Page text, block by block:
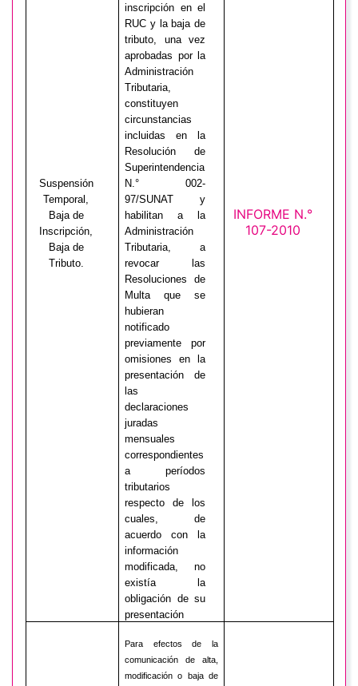
Suspensión
Temporal,
Baja de
Inscripción,
Baja de
Tributo.
inscripción en el
RUC y la baja de
tributo, una vez
aprobadas por la
Administración
Tributaria,
constituyen
circunstancias
incluidas en la
Resolución de
Superintendencia
N.° 002-
97/SUNAT y
habilitan a la
Administración
Tributaria, a
revocar las
Resoluciones de
Multa que se
hubieran
notificado
previamente por
omisiones en la
presentación de
las
declaraciones
juradas
mensuales
correspondientes
a períodos
tributarios
respecto de los
cuales, de
acuerdo con la
información
modificada, no
existía la
obligación de su
presentación
INFORME N.°
107-2010
Para efectos de la
comunicación de alta,
modificación o baja de